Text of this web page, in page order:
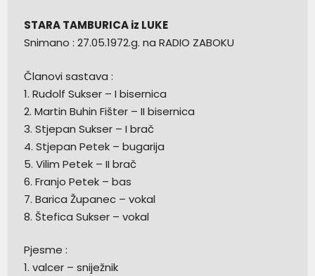
STARA TAMBURICA iz LUKE
Snimano : 27.05.1972.g. na RADIO ZABOKU
Članovi sastava :
1. Rudolf Sukser – I bisernica
2. Martin Buhin Fišter – II bisernica
3. Stjepan Sukser – I brač
4. Stjepan Petek – bugarija
5. Vilim Petek – II brač
6. Franjo Petek – bas
7. Barica Županec – vokal
8. Štefica Sukser – vokal
Pjesme :
1. valcer – sniježnik